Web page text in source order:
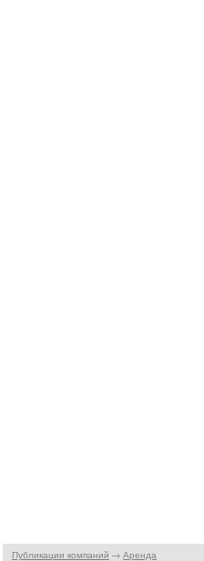
Публикации компаний Аренда